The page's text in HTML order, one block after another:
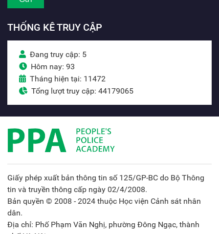
THỐNG KÊ TRUY CẬP
Đang truy cập: 5
Hôm nay: 93
Tháng hiện tại: 11472
Tổng lượt truy cập: 44179065
Giấy phép xuất bản thông tin số 125/GP-BC do Bộ Thông
tin và truyền thông cấp ngày 02/4/2008.
Bản quyền © 2008 - 2024 thuộc Học viện Cảnh sát nhân
dân.
Địa chỉ: Phố Phạm Văn Nghị, phường Đông Ngạc, thành